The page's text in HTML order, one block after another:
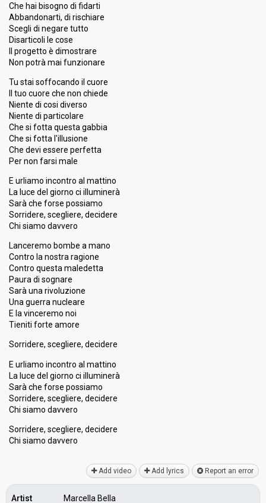
Che hai bisogno di fidarti
Abbandonarti, di rischiare
Scegli di negare tutto
Disarticoli le cose
Il progetto è dimostrare
Non potrà mai funzionare
Tu stai soffocando il cuore
Il tuo cuore che non chiede
Niente di cosi diverso
Niente di particolare
Che si fotta questa gabbia
Che si fotta l'illusione
Che devi essere perfetta
Per non farsi male
E urliamo incontro al mattino
La luce del giorno ci illuminerà
Sarà che forse possiamo
Sorridere, scegliere, decidere
Chi siamo davvero
Lanceremo bombe a mano
Contro la nostra ragione
Contro questa maledetta
Paura di sognare
Sarà una rivoluzione
Una guerra nucleare
E la vinceremo noi
Tieniti forte amore
Sorridere, scegliere, decidere
E urliamo incontro al mattino
La luce del giorno ci illuminerà
Sarà che forse possiamo
Sorridere, scegliere, decidere
Chi siamo davvero
Sorridere, scegliere, decidere
Chi ѕiamo dаvvero
Add video Add lyrics Report an error
Artist Marcella Bella